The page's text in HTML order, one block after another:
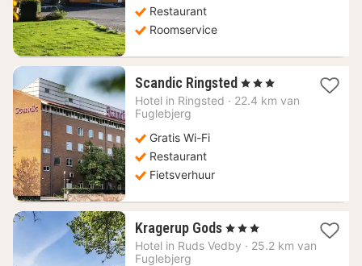
Restaurant
Roomservice
Scandic Ringsted 1
nacht
, 3 Sterren
Hotel in Ringsted · 22.4 km van
Fuglebjerg
Gratis Wi-Fi
Restaurant
Fietsverhuur
Kragerup Gods 1
nacht
vanaf
, 3 Sterren
Hotel in Ruds Vedby · 25.2 km van
Fuglebjerg